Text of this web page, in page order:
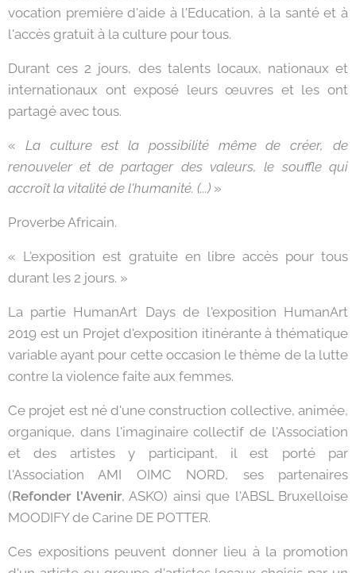
vocation première d'aide à l'Education, à la santé et à
l'accès gratuit à la culture pour tous.
Durant ces 2 jours, des talents locaux, nationaux et
internationaux ont exposé leurs œuvres et les ont
partagé avec tous.
« La culture est la possibilité même de créer, de
renouveler et de partager des valeurs, le souffle qui
accroît la vitalité de l'humanité. (...) »
Proverbe Africain.
« L'exposition est gratuite en libre accès pour tous
durant les 2 jours. »
La partie HumanArt Days de l'exposition HumanArt
2019 est un Projet d'exposition itinérante à thématique
variable ayant pour cette occasion le thème de la lutte
contre la violence faite aux femmes.
Ce projet est né d'une construction collective, animée,
organique, dans l'imaginaire collectif de l'Association
et des artistes y participant, il est porté par
l'Association AMI OIMC NORD, ses partenaires
(Refonder l'Avenir, ASKO) ainsi que l'ABSL Bruxelloise
MOODIFY de Carine DE POTTER.
Ces expositions peuvent donner lieu à la promotion